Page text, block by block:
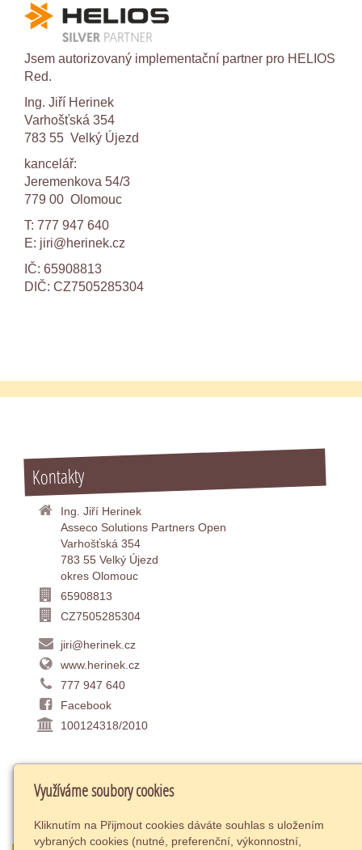
Jsem autorizovaný implementační partner pro HELIOS
Red.
Ing. Jiří Herinek
Varhošťská 354
783 55 Velký Újezd
kancelář:
Jeremenkova 54/3
779 00 Olomouc
T: 777 947 640
E: jiri@herinek.cz
IČ: 65908813
DIČ: CZ7505285304
Kontakty
Ing. Jiří Herinek
Asseco Solutions Partners Open
Varhošťská 354
783 55 Velký Újezd
okres Olomouc
65908813
CZ7505285304
jiri@herinek.cz
www.herinek.cz
777 947 640
Facebook
100124318/2010
NECHCE SE VÁM HLEDAT V CENÍCÍCH
HELIOS RED?
Využíváme soubory cookies
Kliknutím na Přijmout cookies dáváte souhlas s uložením
vybraných cookies (nutné, preferenční, výkonnostní,